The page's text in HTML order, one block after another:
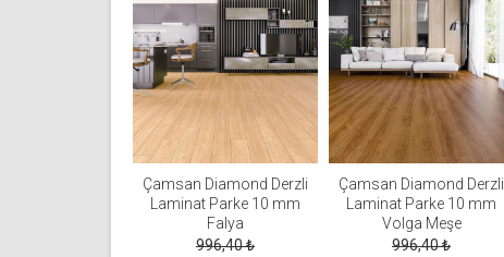
Çamsan Diamond Derzli
Laminat Parke 10 mm
Falya
996,40₺
Çamsan Diamond Derzli
Laminat Parke 10 mm
Volga Meşe
996,40₺